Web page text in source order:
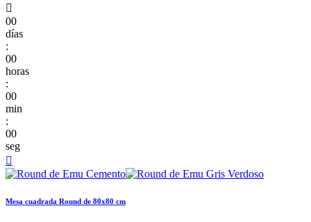

00
días
:
00
horas
:
00
min
:
00
seg

Mesa cuadrada Round de 80x80 cm